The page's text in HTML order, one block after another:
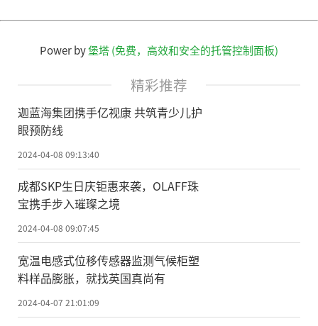
Power by堡塔 (免费，高效和安全的托管控制面板)
精彩推荐
迦蓝海集团携手亿视康 共筑青少儿护
眼预防线
2024-04-08 09:13:40
成都SKP生日庆钜惠来袭，OLAFF珠
宝携手步入璀璨之境
2024-04-08 09:07:45
宽温电感式位移传感器监测气候柜塑
料样品膨胀，就找英国真尚有
2024-04-07 21:01:09